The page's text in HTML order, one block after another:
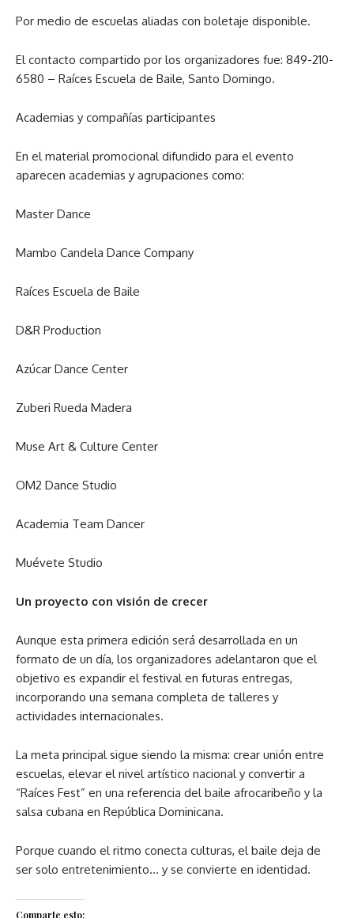
Por medio de escuelas aliadas con boletaje disponible.
El contacto compartido por los organizadores fue: 849-210-
6580 – Raíces Escuela de Baile, Santo Domingo.
Academias y compañías participantes
En el material promocional difundido para el evento
aparecen academias y agrupaciones como:
Master Dance
Mambo Candela Dance Company
Raíces Escuela de Baile
D&R Production
Azúcar Dance Center
Zuberi Rueda Madera
Muse Art & Culture Center
OM2 Dance Studio
Academia Team Dancer
Muévete Studio
Un proyecto con visión de crecer
Aunque esta primera edición será desarrollada en un
formato de un día, los organizadores adelantaron que el
objetivo es expandir el festival en futuras entregas,
incorporando una semana completa de talleres y
actividades internacionales.
La meta principal sigue siendo la misma: crear unión entre
escuelas, elevar el nivel artístico nacional y convertir a
“Raíces Fest” en una referencia del baile afrocaribeño y la
salsa cubana en República Dominicana.
Porque cuando el ritmo conecta culturas, el baile deja de
ser solo entretenimiento… y se convierte en identidad.
Comparte esto: